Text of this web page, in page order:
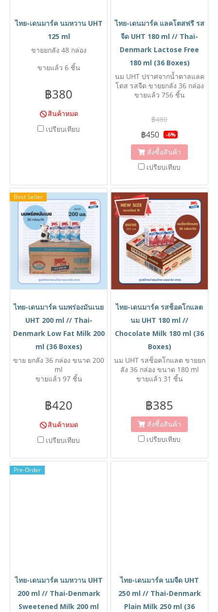
ไทย-เดนมาร์ค นมหวาน UHT
125 ml
ขายยกลัง 48 กล่อง
ขายแล้ว 6 ชิ้น
฿380
สินค้าหมด
เปรียบเทียบ
ไทย-เดนมาร์ค แลคโตสฟรี รส
จืด UHT 180 ml // Thai-
Denmark Lactose Free
180 ml (36 Boxes)
นม UHT ปราศจากน้ำตาลแลค
โตส รสจืด ขายยกลัง 36 กล่อง
ขนาดใหม่!!! 180 ml
ขายแล้ว 756 ชิ้น
฿480
฿450 -6%
สั่งซื้อสินค้า
เปรียบเทียบ
Best Seller
ไทย-เดนมาร์ค นมพร่องมันเนย
UHT 200 ml // Thai-
Denmark Low Fat Milk 200
ml (36 Boxes)
ขาย ยกลัง 36 กล่อง ขนาด 200
ml
ขายแล้ว 97 ชิ้น
฿420
สินค้าหมด
เปรียบเทียบ
ไทย-เดนมาร์ค รสช็อคโกแลต
นม UHT 180 ml //
Chocolate Milk 180 ml (36
Boxes)
นม UHT รสช็อคโกแลต ขายยก
ลัง 36 กล่อง ขนาด 180 ml
ขายแล้ว 31 ชิ้น
฿385
สั่งซื้อสินค้า
เปรียบเทียบ
Pre-Order
ไทย-เดนมาร์ค นมหวาน UHT
200 ml // Thai-Denmark
Sweetened Milk 200 ml
ไทย-เดนมาร์ค นมจืด UHT
250 ml // Thai-Denmark
Plain Milk 250 ml (36